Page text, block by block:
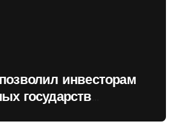
инвесторам
государств